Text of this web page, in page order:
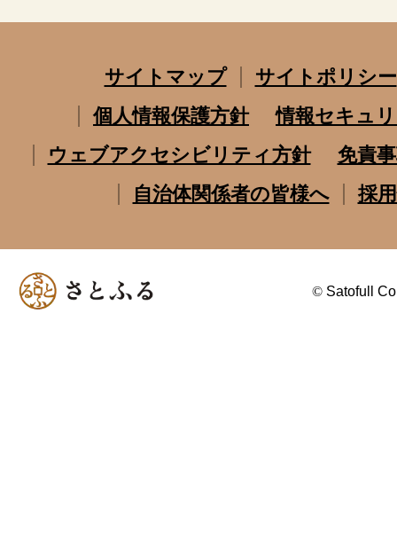
サイトマップ
サイトポリシー
個人情報保護方針
情報セキュ
ウェブアクセシビリティ方針
免責
自治体関係者の皆様へ
採
© Satofull